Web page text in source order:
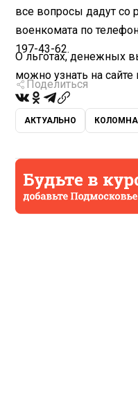
все вопросы дадут со
военкомата по
197-43-62.
О льготах, денежных
можно узнать на сайте
Поделиться
АКТУАЛЬНО КОЛОМНА